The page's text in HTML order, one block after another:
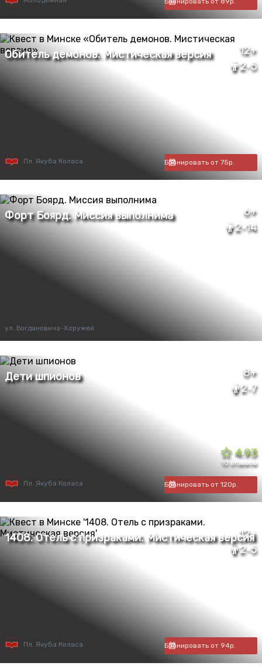
12+
2-5
Пл. Якуба Коласа Бронировать от 75р.
6+
2-14
ул. Богдановича-Хоружей
8+
2-7
4.93
10 отзывов
Пл. Якуба Коласа Бронировать от 120р.
12+
2-5
Пл. Якуба Коласа Бронировать от 94р.